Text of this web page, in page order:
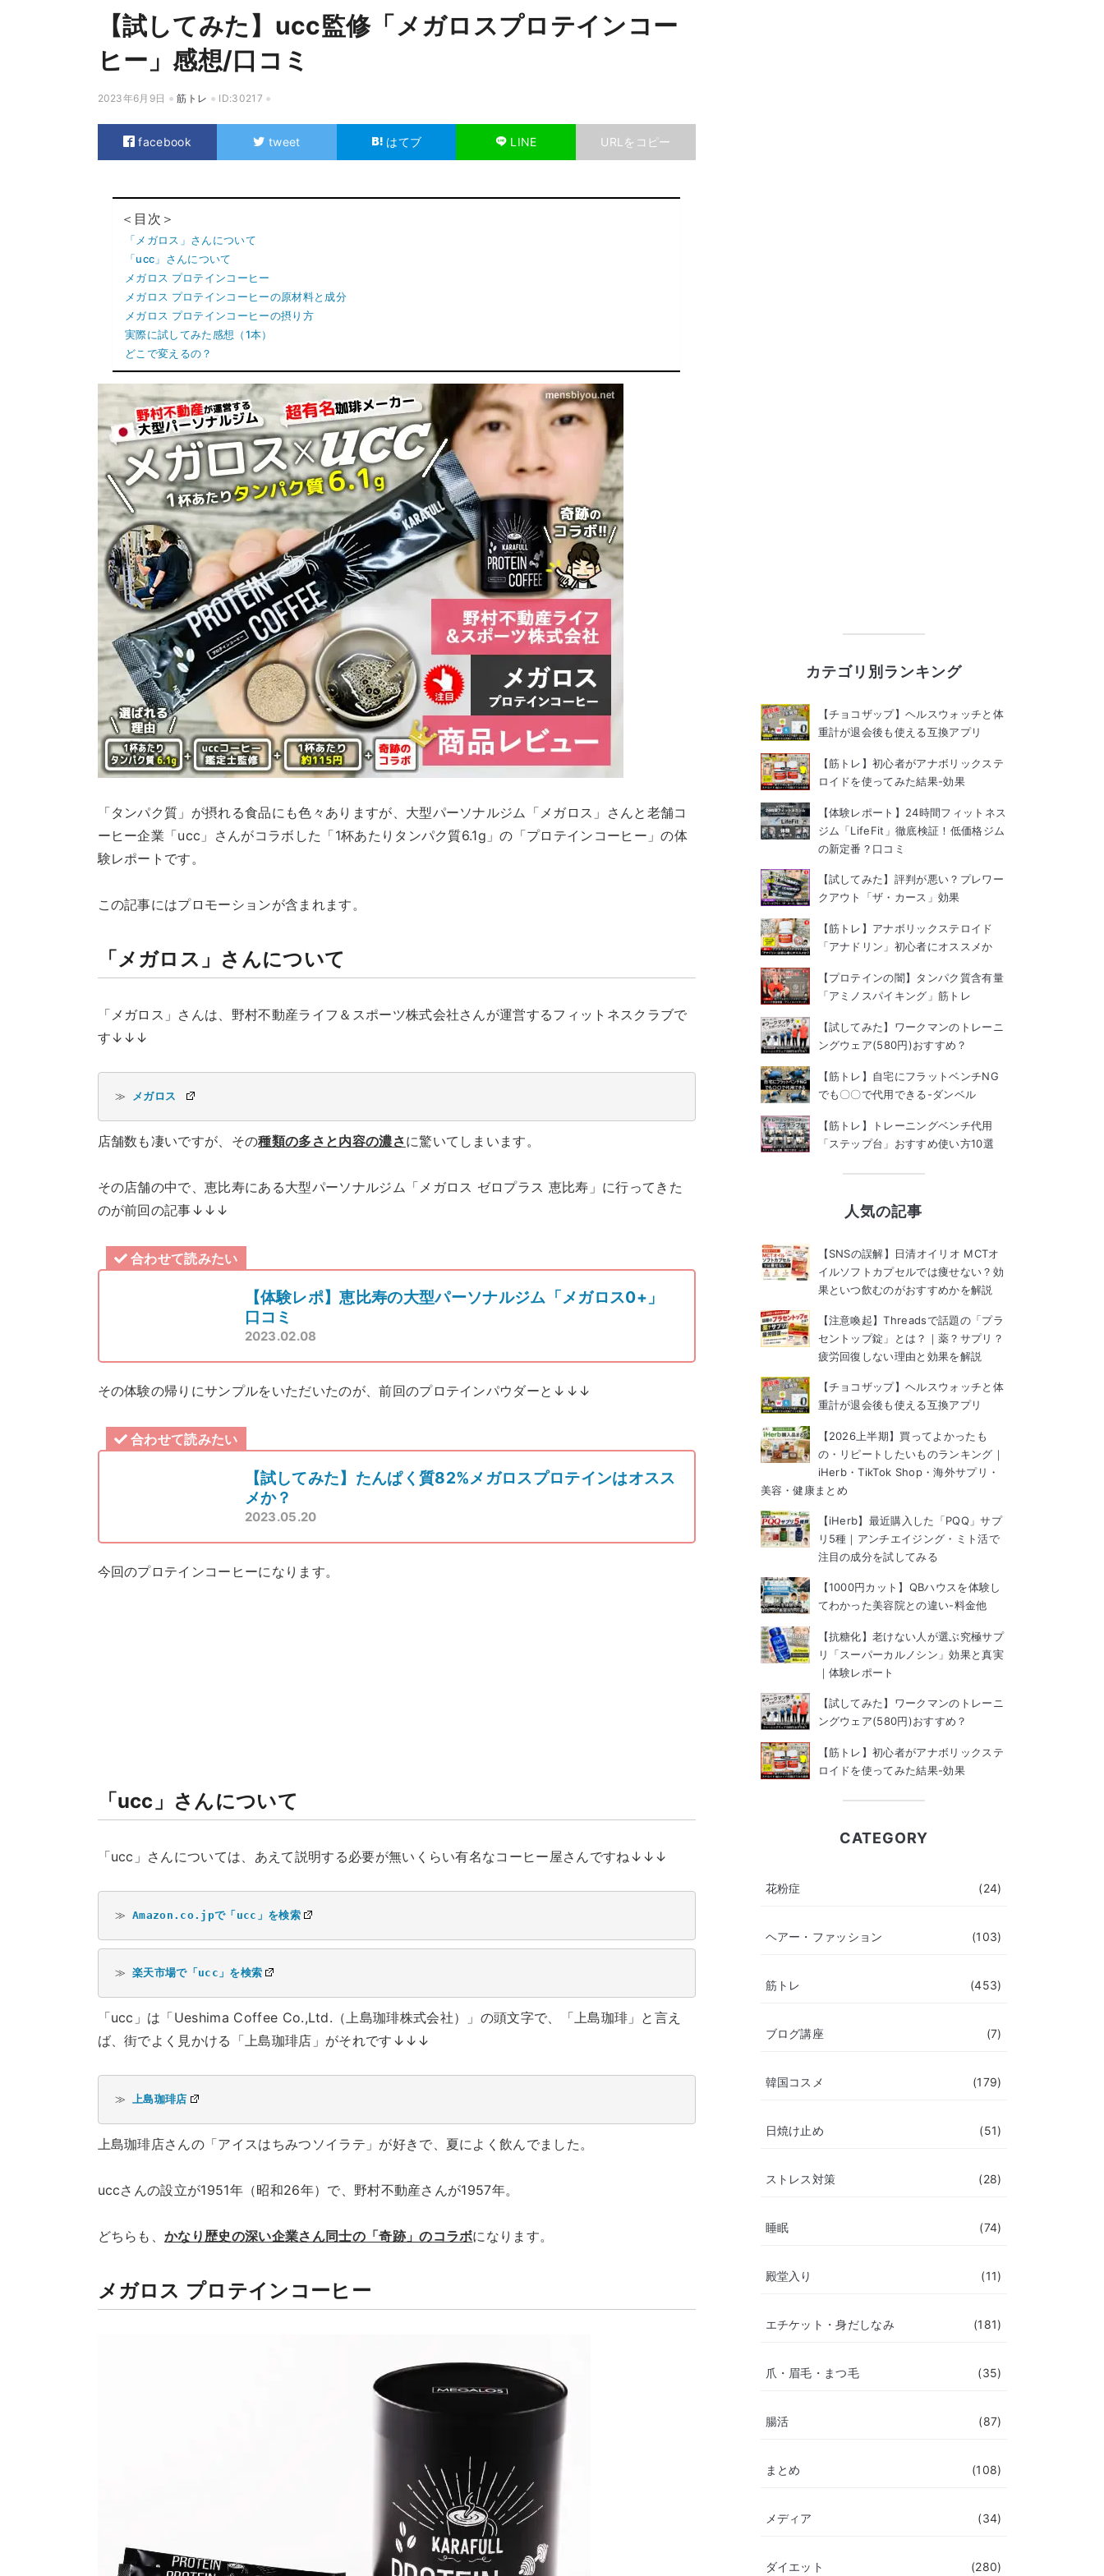
【試してみた】ucc監修「メガロスプロテインコー
ヒー」感想/口コミ
2023年6月9日 筋トレ ID:30217
facebook tweet はてブ LINE URLをコピー
＜目次＞
「メガロス」さんについて
「ucc」さんについて
メガロス プロテインコーヒー
メガロス プロテインコーヒーの原材料と成分
メガロス プロテインコーヒーの摂り方
実際に試してみた感想（1本）
どこで変えるの？
「タンパク質」が摂れる食品にも色々ありますが、大型パーソナルジム「メガロス」さんと老舗コ
ーヒー企業「ucc」さんがコラボした「1杯あたりタンパク質6.1g」の「プロテインコーヒー」の体
験レポートです。
この記事にはプロモーションが含まれます。
「メガロス」さんについて
「メガロス」さんは、野村不動産ライフ＆スポーツ株式会社さんが運営するフィットネスクラブで
す↓↓↓
≫ メガロス
店舗数も凄いですが、その種類の多さと内容の濃さに驚いてしまいます。
その店舗の中で、恵比寿にある大型パーソナルジム「メガロス ゼロプラス 恵比寿」に行ってきた
のが前回の記事↓↓↓
合わせて読みたい
【体験レポ】恵比寿の大型パーソナルジム「メガロス0+」
口コミ
2023.02.08
その体験の帰りにサンプルをいただいたのが、前回のプロテインパウダーと↓↓↓
合わせて読みたい
【試してみた】たんぱく質82%メガロスプロテインはオスス
メか？
2023.05.20
今回のプロテインコーヒーになります。
「ucc」さんについて
「ucc」さんについては、あえて説明する必要が無いくらい有名なコーヒー屋さんですね↓↓↓
≫ Amazon.co.jpで「ucc」を検索
≫ 楽天市場で「ucc」を検索
「ucc」は「Ueshima Coffee Co.,Ltd.（上島珈琲株式会社）」の頭文字で、「上島珈琲」と言え
ば、街でよく見かける「上島珈琲店」がそれです↓↓↓
≫ 上島珈琲店
上島珈琲店さんの「アイスはちみつソイラテ」が好きで、夏によく飲んでました。
uccさんの設立が1951年（昭和26年）で、野村不動産さんが1957年。
どちらも、かなり歴史の深い企業さん同士の「奇跡」のコラボになります。
メガロス プロテインコーヒー
カテゴリ別ランキング
【チョコザップ】ヘルスウォッチと体
重計が退会後も使える互換アプリ
【筋トレ】初心者がアナボリックステ
ロイドを使ってみた結果-効果
【体験レポート】24時間フィットネス
ジム「LifeFit」徹底検証！低価格ジム
の新定番？口コミ
【試してみた】評判が悪い？プレワー
クアウト「ザ・カース」効果
【筋トレ】アナボリックステロイド
「アナドリン」初心者にオススメか
【プロテインの闇】タンパク質含有量
「アミノスパイキング」筋トレ
【試してみた】ワークマンのトレーニ
ングウェア(580円)おすすめ？
【筋トレ】自宅にフラットベンチNG
でも〇〇で代用できる-ダンベル
【筋トレ】トレーニングベンチ代用
「ステップ台」おすすめ使い方10選
人気の記事
【SNSの誤解】日清オイリオ MCTオ
イルソフトカプセルでは痩せない？効
果といつ飲むのがおすすめかを解説
【注意喚起】Threadsで話題の「プラ
セントップ錠」とは？｜薬？サプリ？
疲労回復しない理由と効果を解説
【チョコザップ】ヘルスウォッチと体
重計が退会後も使える互換アプリ
【2026上半期】買ってよかったも
の・リピートしたいものランキング｜
iHerb・TikTok Shop・海外サプリ・
美容・健康まとめ
【iHerb】最近購入した「PQQ」サプ
リ5種｜アンチエイジング・ミト活で
注目の成分を試してみる
【1000円カット】QBハウスを体験し
てわかった美容院との違い-料金他
【抗糖化】老けない人が選ぶ究極サプ
リ「スーパーカルノシン」効果と真実
｜体験レポート
【試してみた】ワークマンのトレーニ
ングウェア(580円)おすすめ？
【筋トレ】初心者がアナボリックステ
ロイドを使ってみた結果-効果
CATEGORY
花粉症 (24)
ヘアー・ファッション (103)
筋トレ (453)
ブログ講座 (7)
韓国コスメ (179)
日焼け止め (51)
ストレス対策 (28)
睡眠 (74)
殿堂入り (11)
エチケット・身だしなみ (181)
爪・眉毛・まつ毛 (35)
腸活 (87)
まとめ (108)
メディア (34)
ダイエット (280)